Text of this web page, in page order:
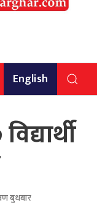
English
बुधबार